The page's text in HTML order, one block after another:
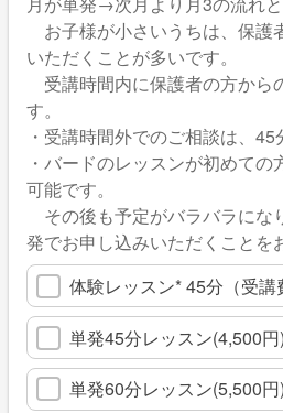
お子様が小さいうちは、保護
いただくことが多いです。
受講時間内に保護者の方から
す。
・受講時間外でのご相談は、45
・バードのレッスンが初めて
可能です。
その後も予定がバラバラにな
発でお申し込みいただくことを
体験レッスン* 45分（受
単発45分レッスン(4,500円)
単発60分レッスン(5,500円)